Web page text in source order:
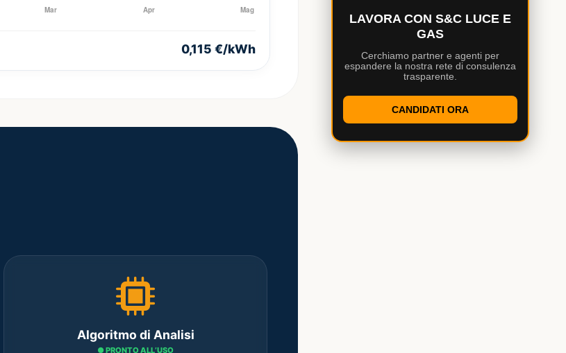
0,115 €/kWh
Algoritmo di Analisi
● PRONTO ALL’USO
LAVORA CON S&C LUCE E
GAS
Cerchiamo partner e agenti per
espandere la nostra rete di consulenza
trasparente.
CANDIDATI ORA